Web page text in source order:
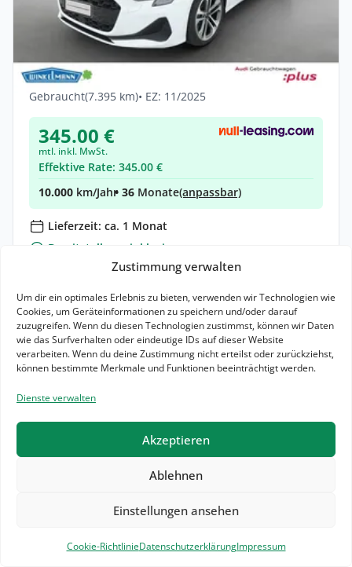
Zustimmung verwalten
Um dir ein optimales Erlebnis zu bieten, verwenden wir Technologien wie
Cookies, um Geräteinformationen zu speichern und/oder darauf
zuzugreifen. Wenn du diesen Technologien zustimmst, können wir Daten
wie das Surfverhalten oder eindeutige IDs auf dieser Website
verarbeiten. Wenn du deine Zustimmung nicht erteilst oder zurückziehst,
können bestimmte Merkmale und Funktionen beeinträchtigt werden.
Dienste verwalten
Akzeptieren
Ablehnen
Einstellungen ansehen
Cookie-RichtlinieDatenschutzerklärungImpressum
Filter
Privat & Gewerbe
Audi A3 Sportback TFSI e S tronic ACC LED
KAMERA NAVI
Hybrid •Automatik •
Gebraucht(7.395 km)• EZ: 11/2025
345.00 €
mtl. inkl. MwSt.
Effektive Rate: 345.00 €
10.000 km/Jahr• 36 Monate(anpassbar)
Lieferzeit: ca. 1 Monat
Bereitstellung: inklusive
Zum Angebot
Leasing Details
3 weitere Angebote für dieses Fahrzeug